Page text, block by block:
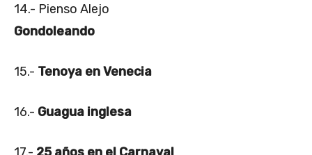
14.- Pienso Alejo
Gondoleando
15.- Tenoya en Venecia
16.- Guagua inglesa
17.- 25 años en el Carnaval